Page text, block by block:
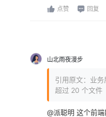
点赞 回复
山北雨夜漫步
引用原文：业
超过 20 个文件
@派聪明 这个前